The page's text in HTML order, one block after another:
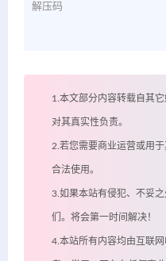
解压码
1.本文部分内容转载自其
对其真实性负责。
2.若您需要商业运营或用
合法使用。
3.如果本站有侵犯、不妥
们。将会第一时间解决！
4.本站所有内容均由互联